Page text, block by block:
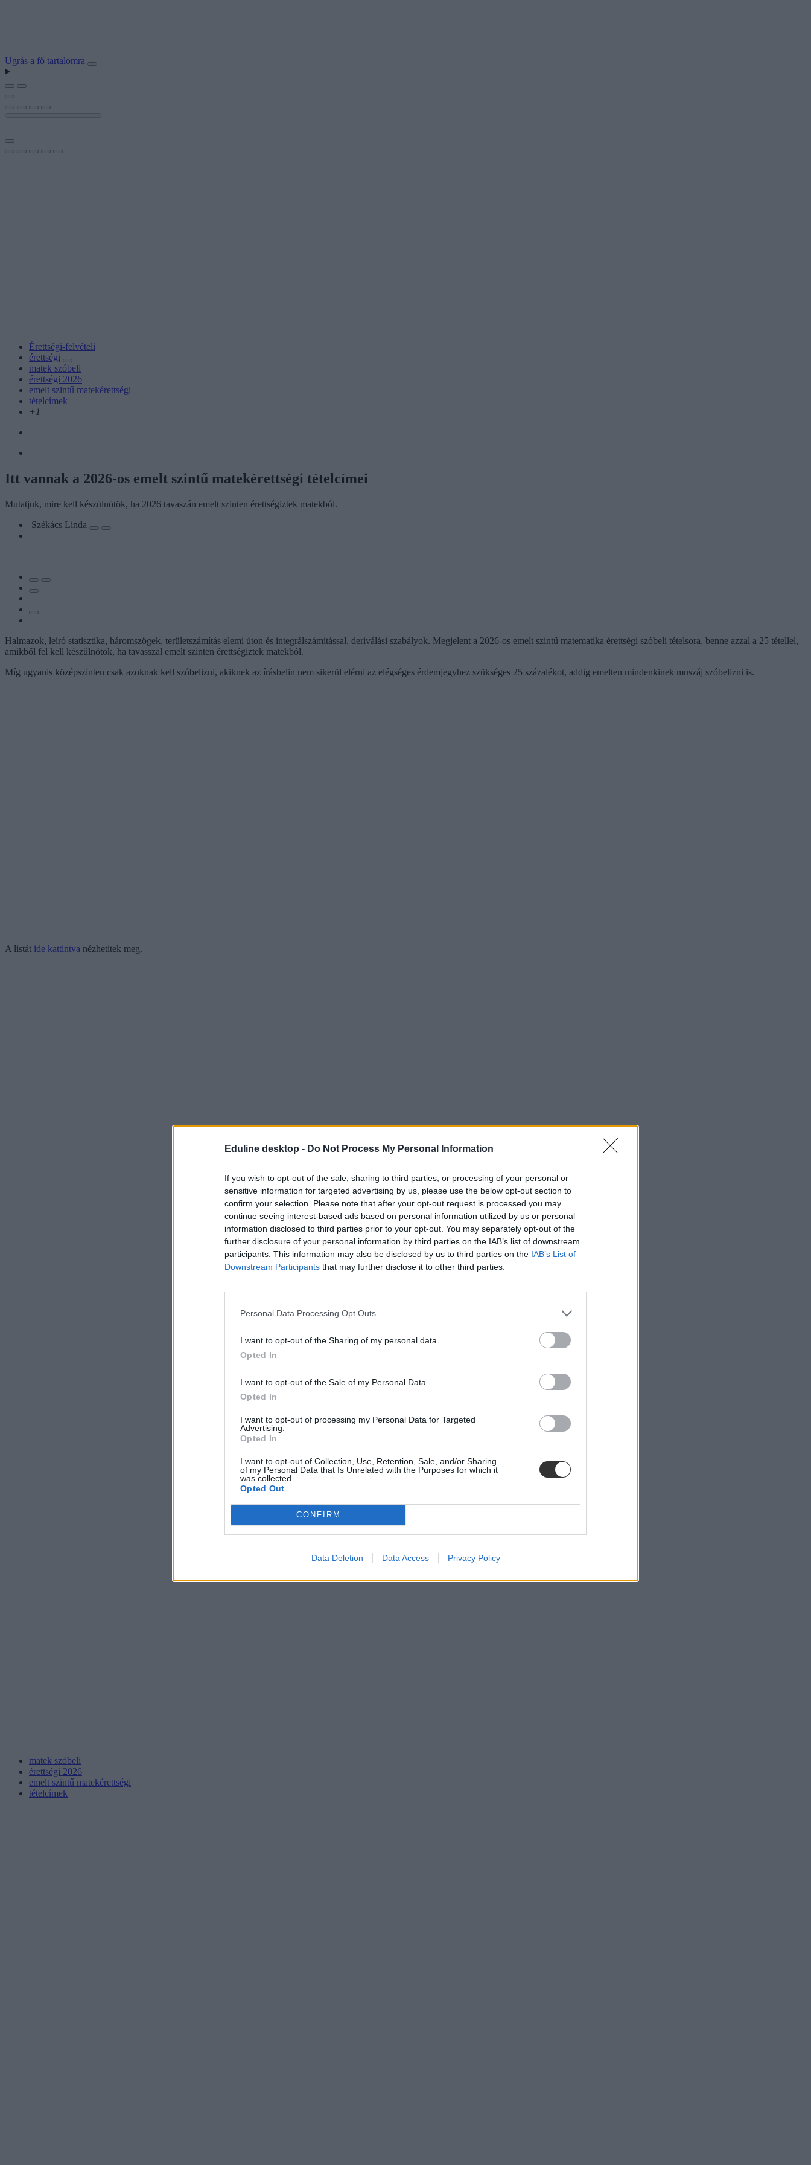
Eduline desktop - Do Not Process My Personal Information
If you wish to opt-out of the sale, sharing to third parties, or processing of your personal or
sensitive information for targeted advertising by us, please use the below opt-out section to
confirm your selection. Please note that after your opt-out request is processed you may
continue seeing interest-based ads based on personal information utilized by us or personal
information disclosed to third parties prior to your opt-out. You may separately opt-out of the
further disclosure of your personal information by third parties on the IAB’s list of downstream
participants. This information may also be disclosed by us to third parties on the IAB’s List of
Downstream Participants that may further disclose it to other third parties.
Personal Data Processing Opt Outs
I want to opt-out of the Sharing of my personal data.
Opted In
I want to opt-out of the Sale of my Personal Data.
Opted In
I want to opt-out of processing my Personal Data for Targeted
Advertising.
Opted In
I want to opt-out of Collection, Use, Retention, Sale, and/or Sharing
of my Personal Data that Is Unrelated with the Purposes for which it
was collected.
Opted Out
CONFIRM
Data Deletion Data Access Privacy Policy
Ugrás a fő tartalomra
Érettségi-felvételi
érettségi
matek szóbeli
érettségi 2026
emelt szintű matekérettségi
tételcímek
+1
Itt vannak a 2026-os emelt szintű matekérettségi tételcímei
Mutatjuk, mire kell készülnötök, ha 2026 tavaszán emelt szinten érettségiztek matekból.
Székács Linda
Halmazok, leíró statisztika, háromszögek, területszámítás elemi úton és integrálszámítással, deriválási szabályok. Megjelent a 2026-os emelt szintű matematika érettségi szóbeli tételsora, benne azzal a 25 tétellel,
amikből fel kell készülnötök, ha tavasszal emelt szinten érettségiztek matekból.
Míg ugyanis középszinten csak azoknak kell szóbelizni, akiknek az írásbelin nem sikerül elérni az elégséges érdemjegyhez szükséges 25 százalékot, addig emelten mindenkinek muszáj szóbelizni is.
A listát ide kattintva nézhetitek meg.
matek szóbeli
érettségi 2026
emelt szintű matekérettségi
tételcímek